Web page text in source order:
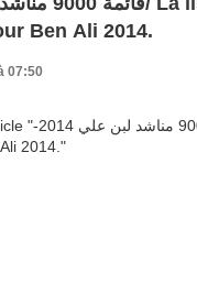
Ben Ali 2014.
07:50